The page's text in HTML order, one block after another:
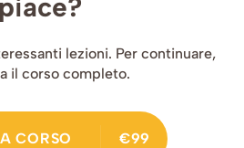
piace?
lezioni. Per continuare,
il corso completo.
CORSO €99